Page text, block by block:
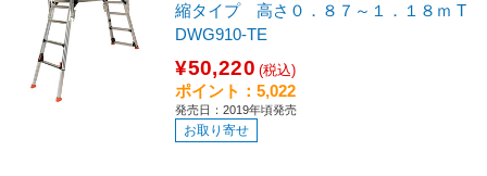
縮タイプ 高さ０．８７～１．１８ｍ T
DWG910-TE
¥50,220 (税込)
ポイント：5,022
発売日：2019年頃発売
お取り寄せ